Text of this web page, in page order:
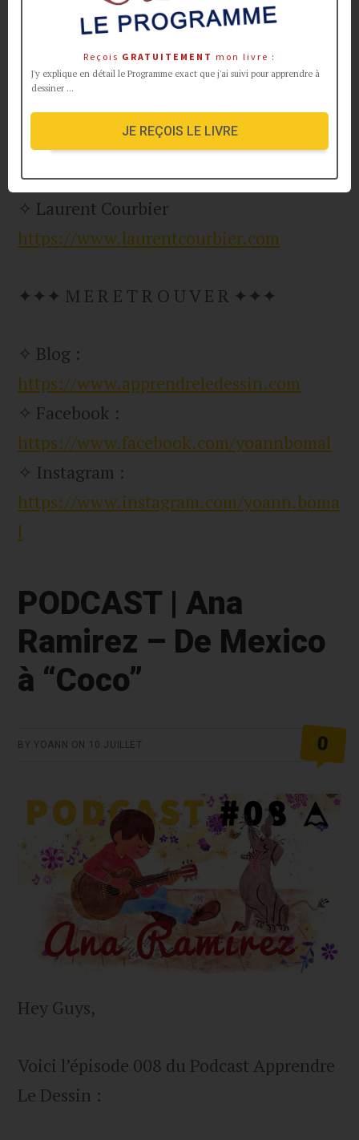
✦✦✦ M U S I Q U E G E N E R I Q U E
✦✦✦
✧ Laurent Courbier
https://www.laurentcourbier.com
✦✦✦ M E R E T R O U V E R ✦✦✦
✧ Blog :
https://www.apprendreledessin.com
✧ Facebook :
https://www.facebook.com/yoannbomal
✧ Instagram :
https://www.instagram.com/yoann.boma
l
PODCAST | Ana
Ramirez – De Mexico
à “Coco”
BY YOANN ON 10 JUILLET 0
Hey Guys,
Voici l’épisode 008 du Podcast Apprendre
Le Dessin :
Reçois GRATUITEMENT mon livre :
J'y explique en détail le Programme exact que j'ai suivi pour apprendre à
dessiner ...
JE REÇOIS LE LIVRE